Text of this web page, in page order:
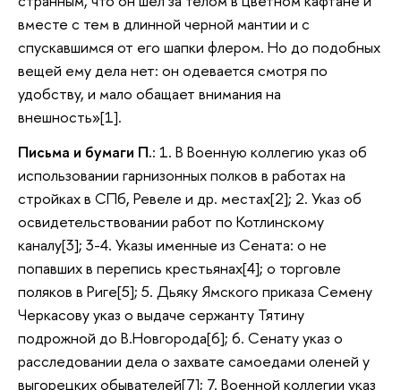
вместе с тем в длинной черной мантии и с
спускавшимся от его шапки флером. Но до подобных
вещей ему дела нет: он одевается смотря по
удобству, и мало обащает внимания на
внешность»[1].
Письма и бумаги П.: 1. В Военную коллегию указ об
использовании гарнизонных полков в работах на
стройках в СПб, Ревеле и др. местах[2]; 2. Указ об
освидетельствовании работ по Котлинскому
каналу[3]; 3-4. Указы именные из Сената: о не
попавших в перепись крестьянах[4]; о торговле
поляков в Риге[5]; 5. Дьяку Ямского приказа Семену
Черкасову указ о выдаче сержанту Тятину
подрожной до В.Новгорода[6]; 6. Сенату указ о
расследовании дела о захвате самоедами оленей у
выгорецких обывателей[7]; 7. Военной коллегии указ